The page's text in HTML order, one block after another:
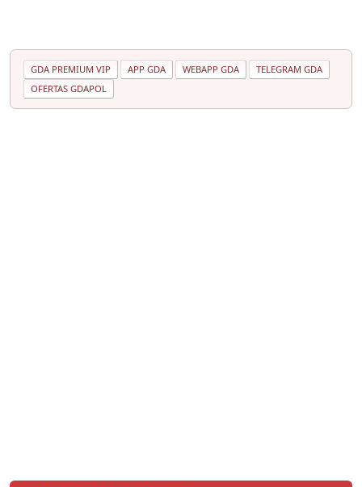
GDA PREMIUM VIP APP GDA WEBAPP GDA
TELEGRAM GDA
OFERTAS GDAPOL